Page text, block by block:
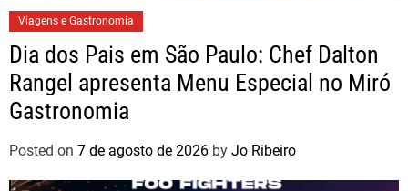
Viagens e Gastronomia
Dia dos Pais em São Paulo: Chef Dalton
Rangel apresenta Menu Especial no Miró
Gastronomia
Posted on 7 de agosto de 2026 by Jo Ribeiro